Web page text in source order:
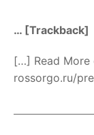
… [Trackback]
[…] Read More
rossorgo.ru/